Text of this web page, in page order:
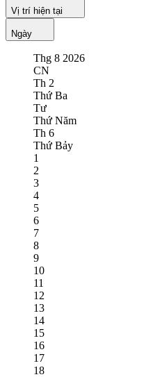
Vị trí hiện tại
Ngày
Thg 8 2026
CN
Th 2
Thứ Ba
Tư
Thứ Năm
Th 6
Thứ Bảy
1
2
3
4
5
6
7
8
9
10
11
12
13
14
15
16
17
18